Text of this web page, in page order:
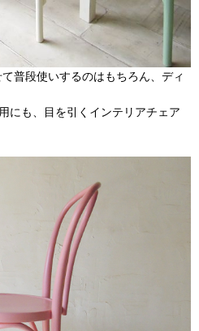
普段使いするのはもちろん、ディ
にも、目を引くインテリアチェア